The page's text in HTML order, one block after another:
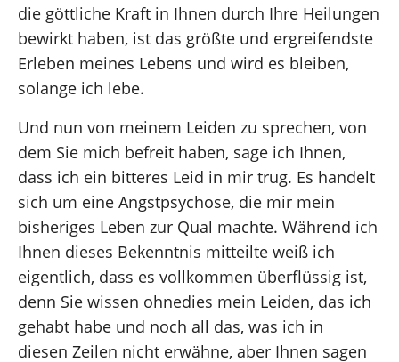
die göttliche Kraft in Ihnen durch Ihre Heilungen
bewirkt haben, ist das größte und ergreifendste
Erleben meines Lebens und wird es bleiben,
solange ich lebe.
Und nun von meinem Leiden zu sprechen, von
dem Sie mich befreit haben, sage ich Ihnen,
dass ich ein bitteres Leid in mir trug. Es handelt
sich um eine Angstpsychose, die mir mein
bisheriges Leben zur Qual machte. Während ich
Ihnen dieses Bekenntnis mitteilte weiß ich
eigentlich, dass es vollkommen überflüssig ist,
denn Sie wissen ohnedies mein Leiden, das ich
gehabt habe und noch all das, was ich in
diesen Zeilen nicht erwähne, aber Ihnen sagen